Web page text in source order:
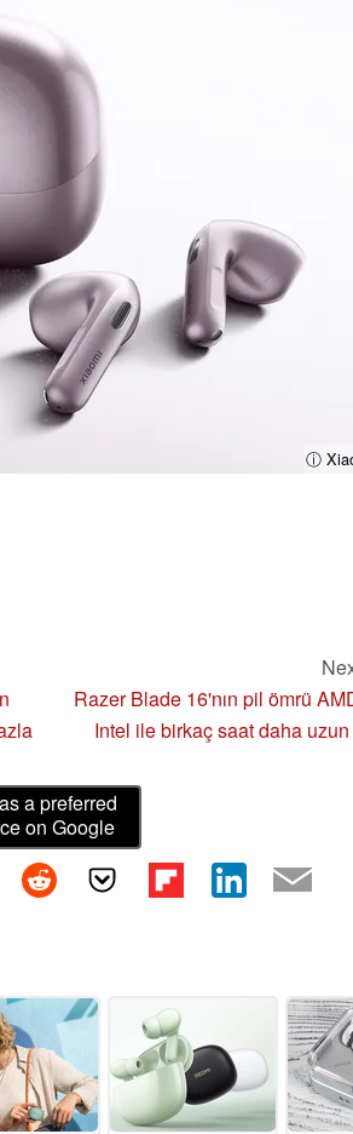
ⓘ
Razer Blade 16'nın pil ömrü
Intel ile birkaç saat daha
a preferred
on Google